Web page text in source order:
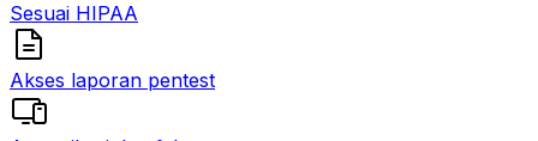
Sesuai HIPAA
Akses laporan pentest